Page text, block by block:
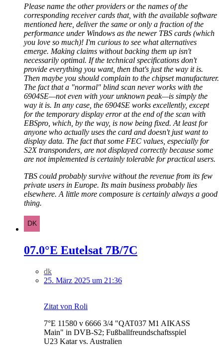
Please name the other providers or the names of the
corresponding receiver cards that, with the available software
mentioned here, deliver the same or only a fraction of the
performance under Windows as the newer TBS cards (which
you love so much)! I'm curious to see what alternatives
emerge. Making claims without backing them up isn't
necessarily optimal. If the technical specifications don't
provide everything you want, then that's just the way it is.
Then maybe you should complain to the chipset manufacturer.
The fact that a "normal" blind scan never works with the
6904SE—not even with your unknown peak—is simply the
way it is. In any case, the 6904SE works excellently, except
for the temporary display error at the end of the scan with
EBSpro, which, by the way, is now being fixed. At least for
anyone who actually uses the card and doesn't just want to
display data. The fact that some FEC values, especially for
S2X transponders, are not displayed correctly because some
are not implemented is certainly tolerable for practical users.
TBS could probably survive without the revenue from its few
private users in Europe. Its main business probably lies
elsewhere. A little more composure is certainly always a good
thing.
07.0°E Eutelsat 7B/7C
dk
25. März 2025 um 21:36
Zitat von Roli
7°E 11580 v 6666 3/4 "QAT037 M1 AIKASS
Main" in DVB-S2; Fußballfreundschaftsspiel
U23 Katar vs. Australien